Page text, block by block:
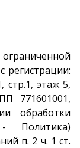
регистрации:
стр.1, этаж 5,
771601001,
обработки
Политика)
п. 2 ч. 1 ст.